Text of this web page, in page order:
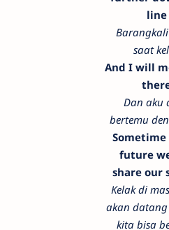
line
saat
And I will
Dan aku
bertemu
future
share our
Kelak di
akan
kita bisa